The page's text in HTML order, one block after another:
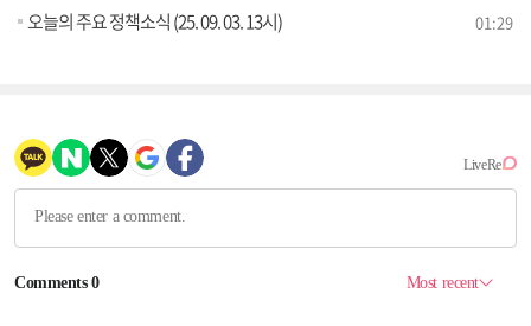
오늘의 주요 정책소식 (25. 09. 03. 13시) 01:29